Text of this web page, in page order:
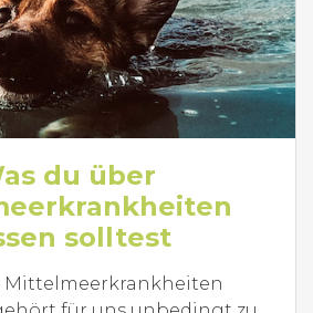
du über
solltest
Mittelmeerkrankheiten